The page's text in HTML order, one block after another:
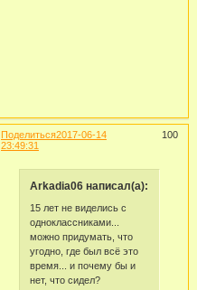
Поделиться 100
2017-06-14
23:49:31
Arkadia06 написал(а):
15 лет не виделись с
одноклассниками...
можно придумать, что
угодно, где был всё это
время... и почему бы и
нет, что сидел?